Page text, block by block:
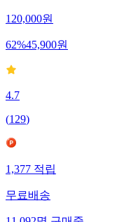
120,000원
62%45,900원
4.7
(129)
1,377 적립
무료배송